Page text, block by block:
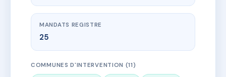
MANDATS REGISTRE
25
COMMUNES D'INTERVENTION (11)